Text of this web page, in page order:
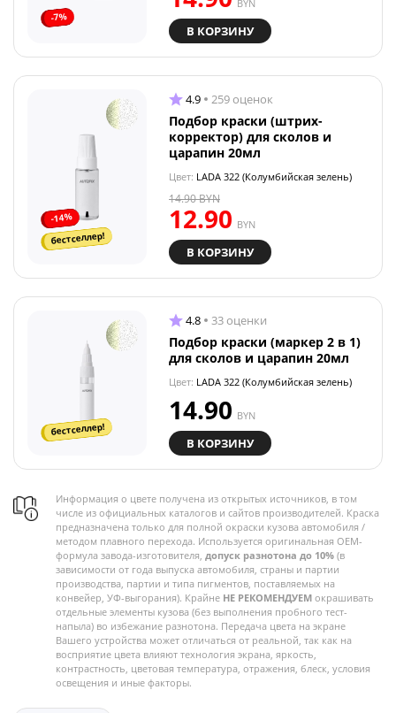
-7%
BYN
В КОРЗИНУ
-14%
бестселлер!
4.9 259 оценок
Подбор краски (штрих-
корректор) для сколов и
царапин 20мл
Цвет: LADA 322 (Колумбийская зелень)
12.90 BYN
14.90BYN
В КОРЗИНУ
бестселлер!
4.8 33 оценки
Подбор краски (маркер 2 в 1)
для сколов и царапин 20мл
Цвет: LADA 322 (Колумбийская зелень)
14.90 BYN
В КОРЗИНУ
Информация о цвете получена из открытых источников, в том
числе из официальных каталогов и сайтов производителей. Краска
предназначена только для полной окраски кузова автомобиля /
методом плавного перехода. Используется оригинальная OEM-
формула завода-изготовителя, допуск разнотона до 10% (в
зависимости от года выпуска автомобиля, страны и партии
производства, партии и типа пигментов, поставляемых на
конвейер, УФ-выгорания). Крайне НЕ РЕКОМЕНДУЕМ окрашивать
отдельные элементы кузова (без выполнения пробного тест-
напыла) во избежание разнотона. Передача цвета на экране
Вашего устройства может отличаться от реальной, так как на
восприятие цвета влияют технология экрана, яркость,
контрастность, цветовая температура, отражения, блеск, условия
освещения и иные факторы.